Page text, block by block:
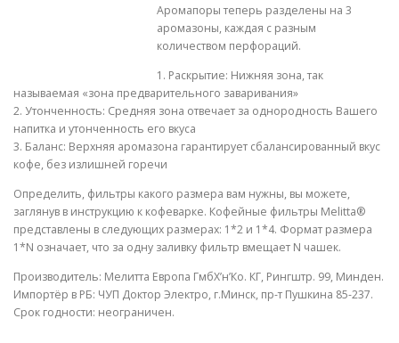
Аромапоры теперь разделены на 3
аромазоны, каждая с разным
количеством перфораций.
1. Раскрытие: Нижняя зона, так
называемая «зона предварительного заваривания»
2. Утонченность: Средняя зона отвечает за однородность Вашего
напитка и утонченность его вкуса
3. Баланс: Верхняя аромазона гарантирует сбалансированный вкус
кофе, без излишней горечи
Определить, фильтры какого размера вам нужны, вы можете,
заглянув в инструкцию к кофеварке. Кофейные фильтры Melitta®
представлены в следующих размерах: 1*2 и 1*4. Формат размера
1*N означает, что за одну заливку фильтр вмещает N чашек.
Производитель: Мелитта Европа ГмбХ’н’Ко. КГ, Рингштр. 99, Минден.
Импортёр в РБ: ЧУП Доктор Электро, г.Минск, пр-т Пушкина 85-237.
Срок годности: неограничен.